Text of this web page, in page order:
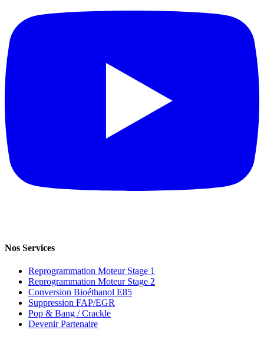
Nos Services
Reprogrammation Moteur Stage 1
Reprogrammation Moteur Stage 2
Conversion Bioéthanol E85
Suppression FAP/EGR
Pop & Bang / Crackle
Devenir Partenaire